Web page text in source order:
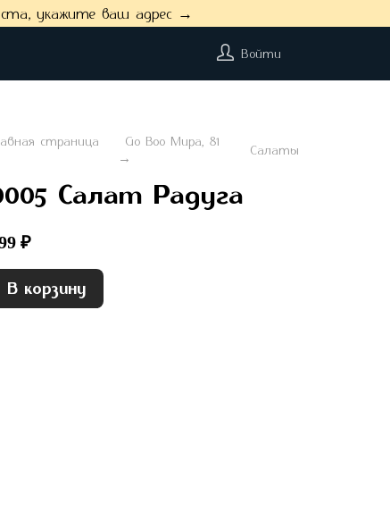
укажите ваш адрес →
Войти
страница Go Boo Мира, 81 Салаты
Салат Радуга
₽
В корзину